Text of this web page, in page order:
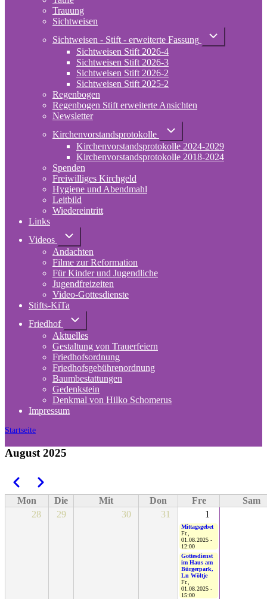
Trauung
Sichtweisen
Sichtweisen - Stift - erweiterte Fassung
Unternavigation
Sichtweisen Stift 2026-4
Sichtweisen Stift 2026-3
Sichtweisen Stift 2026-2
Sichtweisen Stift 2025-2
Regenbogen
Regenbogen Stift erweiterte Ansichten
Newsletter
Kirchenvorstandsprotokolle
Unternavigation
Kirchenvorstandsprotokolle
Kirchenvorstandsprotokolle 2024-2029
Kirchenvorstandsprotokolle 2018-2024
Spenden
Freiwilliges Kirchgeld
Hygiene und Abendmahl
Leitbild
Wiedereintritt
Links
Videos
Unternavigation
Videos
Andachten
Filme zur Reformation
Für Kinder und Jugendliche
Jugendfreizeiten
Video-Gottesdienste
Stifts-KiTa
in
tab)
Friedhof
Unternavigation
Friedhof
Aktuelles
Gestaltung von Trauerfeiern
Friedhofsordnung
Friedhofsgebührenordnung
tab)
Baumbestattungen
Gedenkstein
Denkmal von Hilko Schomerus
Impressum
Pfadnavigation
Startseite
August 2025
Seitennummerierung
Zurück Weiter
Mon
Die Mit Don Fre
Sam
28
29 30 31 1
Mittagsgebet
Fr.,
01.08.2025 -
12:00
Gottesdienst
im Haus am
Bürgerpark,
Ln Wöltje
Fr.,
01.08.2025 -
15:00